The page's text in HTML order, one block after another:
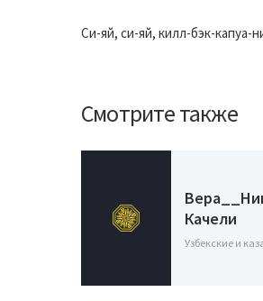
Си-яй, си-яй, килл-бэк-капуа-
Смотрите также
Качели
Узбекские и